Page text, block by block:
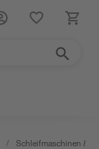
/ Schleifmaschinen &